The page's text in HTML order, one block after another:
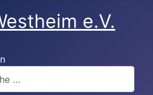
e.V.